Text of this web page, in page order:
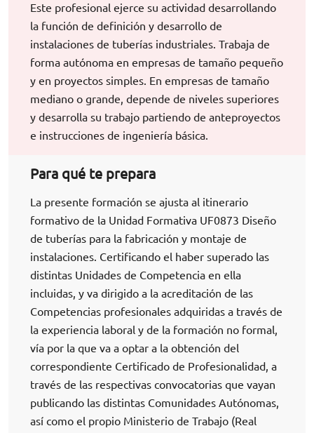
Este profesional ejerce su actividad desarrollando
la función de definición y desarrollo de
instalaciones de tuberías industriales. Trabaja de
forma autónoma en empresas de tamaño pequeño
y en proyectos simples. En empresas de tamaño
mediano o grande, depende de niveles superiores
y desarrolla su trabajo partiendo de anteproyectos
e instrucciones de ingeniería básica.
Para qué te prepara
La presente formación se ajusta al itinerario
formativo de la Unidad Formativa UF0873 Diseño
de tuberías para la fabricación y montaje de
instalaciones. Certificando el haber superado las
distintas Unidades de Competencia en ella
incluidas, y va dirigido a la acreditación de las
Competencias profesionales adquiridas a través de
la experiencia laboral y de la formación no formal,
vía por la que va a optar a la obtención del
correspondiente Certificado de Profesionalidad, a
través de las respectivas convocatorias que vayan
publicando las distintas Comunidades Autónomas,
así como el propio Ministerio de Trabajo (Real